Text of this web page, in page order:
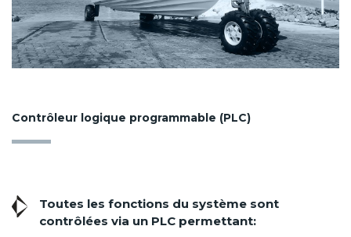
Contrôleur logique programmable (PLC)
Toutes les fonctions du système sont
contrôlées via un PLC permettant: